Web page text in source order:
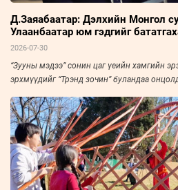
Д.Заяабаатар: Дэлхийн Монгол
Улаанбаатар юм гэдгийг
хурал чухал нөлөөтэй
2026-07-30
“Зууны мэдээ” сонин цаг үеийн хамгийн
эрхмүүдийг “Трэнд зочин” буландаа
доктор, профессор Д.Заяабаатарыг урьж,